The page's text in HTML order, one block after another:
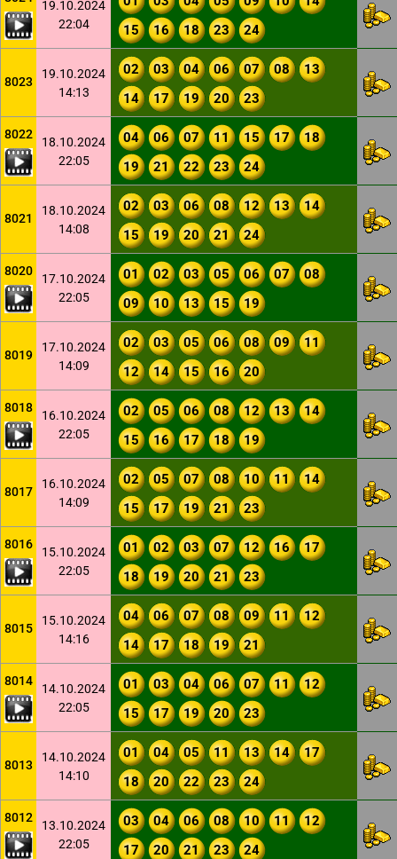
19.10.2024
22:04
15
16 18 23 24
8023
19.10.2024
14:13
02 03 04 06 07 08
13
14
17 19 20 23
8022
18.10.2024
22:05
04 06 07 11 15 17
18
19
21 22 23 24
8021
18.10.2024
14:08
02 03 06 08 12 13
14
15
19 20 21 24
8020
17.10.2024
22:05
01 02 03 05 06 07
08
09
10 13 15 19
8019
17.10.2024
14:09
02 03 05 06 08 09
11
12
14 15 16 20
8018
16.10.2024
22:05
02 05 06 08 12 13
14
15
16 17 18 19
8017
16.10.2024
14:09
02 05 07 08 10 11
14
15
17 19 21 23
8016
15.10.2024
22:05
01 02 03 07 12 16
17
18
19 20 21 23
8015
15.10.2024
14:16
04 06 07 08 09 11
12
14
17 18 19 21
8014
14.10.2024
22:05
01 03 04 06 07 11
12
15
17 19 20 23
8013
14.10.2024
14:10
01 04 05 11 13 14
17
18
20 22 23 24
8012
13.10.2024
22:05
03 04 06 08 10 11
12
17
20 21 23 24